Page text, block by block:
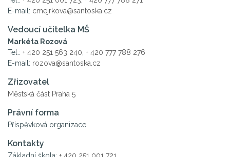
E-mail: cmejrkova@santoska.cz
Vedoucí učitelka MŠ
Markéta Rozová
Tel.: + 420 251 563 240 + 420 777 788 276
E-mail: rozova@santoska.cz
Zřizovatel
Městská část Praha 5
Právní forma
Příspěvková organizace
Kontakty